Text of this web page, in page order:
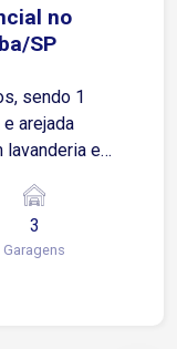
no
SP
arejada
lavanderia e
vias
3
Garagens